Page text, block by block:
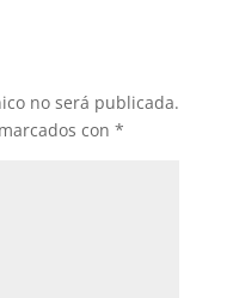
no será publicada.
con *